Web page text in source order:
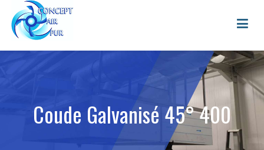
Coude Galvanisé 45° 400